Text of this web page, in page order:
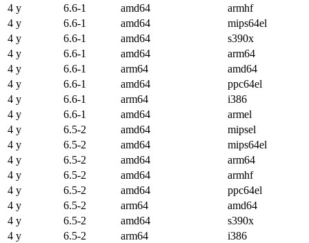
4 y
6.6-1 amd64
armhf
4 y
6.6-1 amd64
mips64el
4 y
6.6-1 amd64
s390x
4 y
6.6-1 amd64
arm64
4 y
6.6-1 arm64
amd64
4 y
6.6-1 amd64
ppc64el
4 y
6.6-1 arm64
i386
4 y
6.6-1 amd64
armel
4 y
6.5-2 amd64
mipsel
4 y
6.5-2 amd64
mips64el
4 y
6.5-2 amd64
arm64
4 y
6.5-2 amd64
armhf
4 y
6.5-2 amd64
ppc64el
4 y
6.5-2 arm64
amd64
4 y
6.5-2 amd64
s390x
4 y
6.5-2 arm64
i386